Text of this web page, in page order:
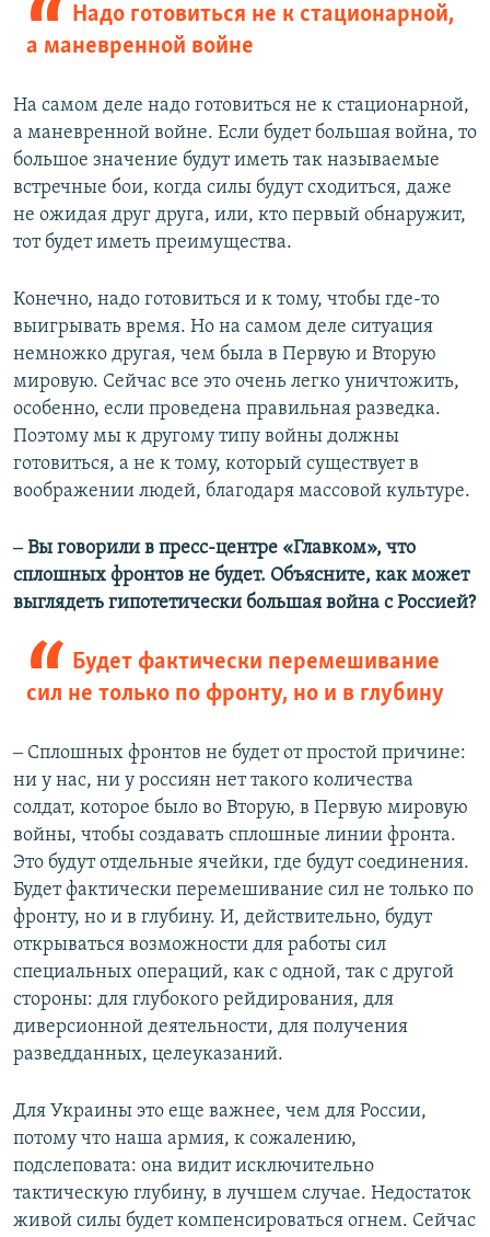
Надо готовиться не к стационарной,
а маневренной войне
На самом деле надо готовиться не к стационарной,
а маневренной войне. Если будет большая война, то
большое значение будут иметь так называемые
встречные бои, когда силы будут сходиться, даже
не ожидая друг друга, или, кто первый обнаружит,
тот будет иметь преимущества.
Конечно, надо готовиться и к тому, чтобы где-то
выигрывать время. Но на самом деле ситуация
немножко другая, чем была в Первую и Вторую
мировую. Сейчас все это очень легко уничтожить,
особенно, если проведена правильная разведка.
Поэтому мы к другому типу войны должны
готовиться, а не к тому, который существует в
воображении людей, благодаря массовой культуре.
‒ Вы говорили в пресс-центре «Главком», что
сплошных фронтов не будет. Объясните, как может
выглядеть гипотетически большая война с Россией?
Будет фактически перемешивание
сил не только по фронту, но и в глубину
‒ Сплошных фронтов не будет от простой причине:
ни у нас, ни у россиян нет такого количества
солдат, которое было во Вторую, в Первую мировую
войны, чтобы создавать сплошные линии фронта.
Это будут отдельные ячейки, где будут соединения.
Будет фактически перемешивание сил не только по
фронту, но и в глубину. И, действительно, будут
открываться возможности для работы сил
специальных операций, как с одной, так с другой
стороны: для глубокого рейдирования, для
диверсионной деятельности, для получения
разведданных, целеуказаний.
Для Украины это еще важнее, чем для России,
потому что наша армия, к сожалению,
подслеповата: она видит исключительно
тактическую глубину, в лучшем случае. Недостаток
живой силы будет компенсироваться огнем. Сейчас